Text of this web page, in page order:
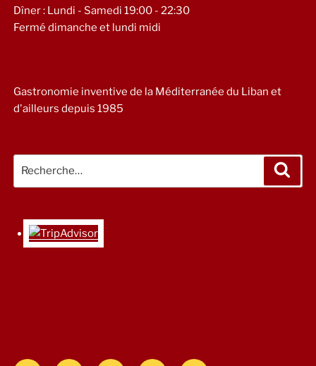
Dîner : Lundi - Samedi 19:00 - 22:30
Fermé dimanche et lundi midi
Gastronomie inventive de la Méditerranée du Liban et
d'ailleurs depuis 1985
pour